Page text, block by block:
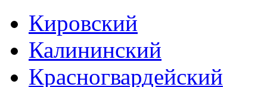
Кировский
Калининский
Красногвардейский